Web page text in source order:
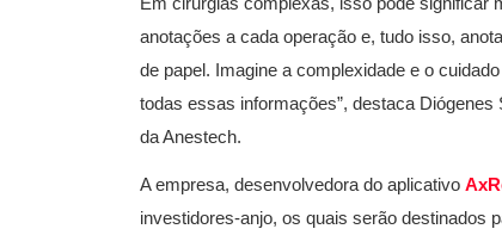
anotações a cada operação e, tudo isso,
de papel. Imagine a complexidade e o
todas essas informações”, destaca Diógenes
da Anestech.
A empresa, desenvolvedora do aplicativo
investidores-anjo, os quais serão destinados